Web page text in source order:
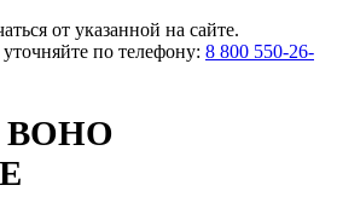
от указанной на сайте.
по телефону: 8 800 550-26-
BOHO